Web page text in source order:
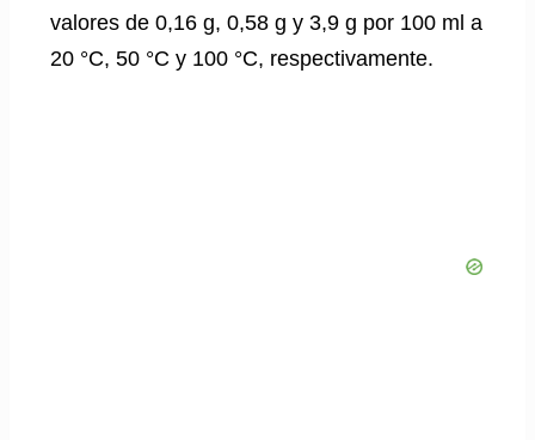
valores de 0,16 g, 0,58 g y 3,9 g por 100 ml a
20 °C, 50 °C y 100 °C, respectivamente.